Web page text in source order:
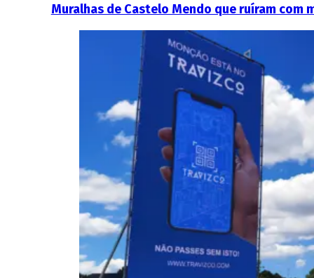
Muralhas de Castelo Mendo que ruíram com